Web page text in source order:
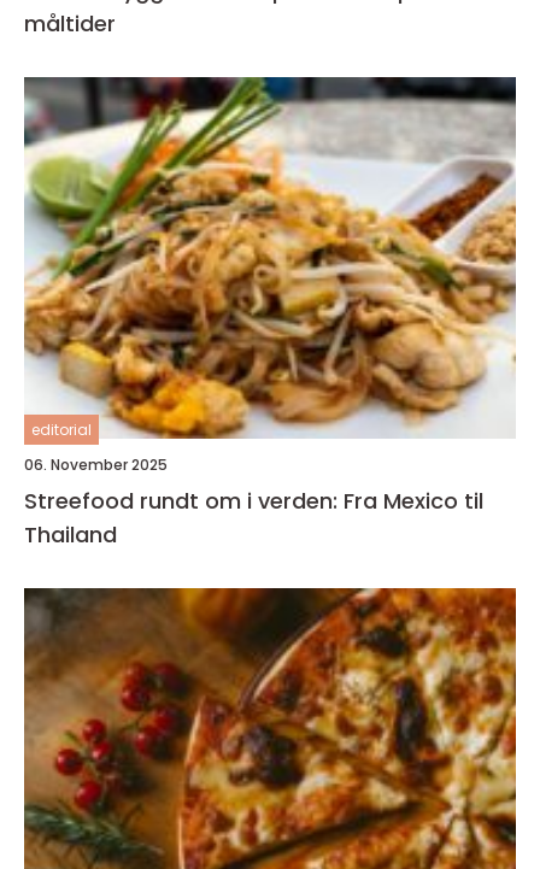
måltider
editorial
06. November 2025
Streefood rundt om i verden: Fra Mexico til
Thailand